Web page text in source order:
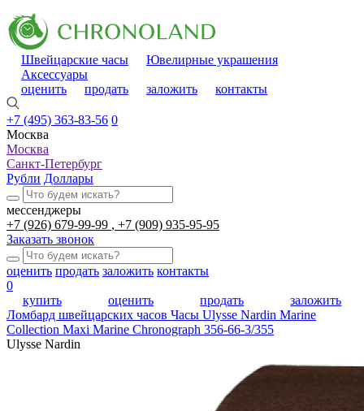
Швейцарские часы
Ювелирные украшения
Аксессуары
оценить
продать заложить контакты
+7 (495) 363-83-56 0
Москва
Москва
Санкт-Петербург
Рубли Доллары
мессенджеры
+7 (926) 679-99-99
+7 (909) 935-95-95
Заказать звонок
оценить продать заложить контакты
0
купить
оценить продать
заложить
Ломбард швейцарских часов Часы Ulysse Nardin Marine
Collection Maxi Marine Chronograph 356-66-3/355
Ulysse Nardin